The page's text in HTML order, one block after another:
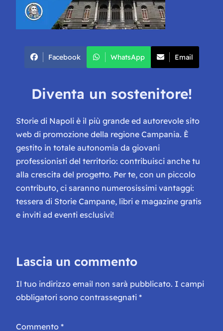
Facebook WhatsApp Email
Diventa un sostenitore!
Storie di Napoli è il più grande ed autorevole sito
web di promozione della regione Campania. È
gestito in totale autonomia da giovani
professionisti del territorio: contribuisci anche tu
alla crescita del progetto. Per te, con un piccolo
contributo, ci saranno numerosissimi vantaggi:
tessera di Storie Campane, libri e magazine gratis
e inviti ad eventi esclusivi!
Lascia un commento
Il tuo indirizzo email non sarà pubblicato. I campi
obbligatori sono contrassegnati *
Commento *